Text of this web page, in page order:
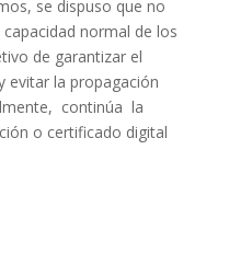
se dispuso que no
normal de los
de garantizar el
evitar la propagación
continúa la
o certificado digital